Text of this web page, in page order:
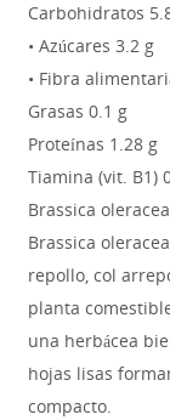
Carbohidratos
• Azúcares 3.2 g
• Fibra
Grasas 0.1 g
Proteínas 1.28 g
Tiamina (vit. B1)
Brassica
Brassica
repollo, col
planta
una herbácea
hojas lisas
compacto.